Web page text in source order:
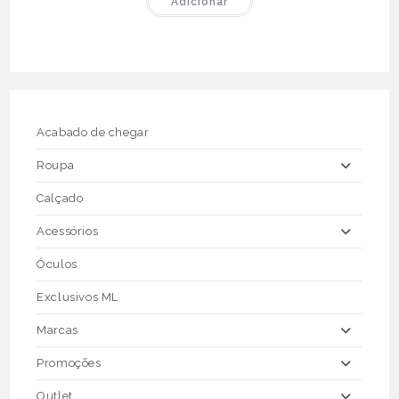
€43.50. €21.75.
Acabado de chegar
Roupa
Calçado
Acessórios
Óculos
Exclusivos ML
Marcas
Promoções
Outlet